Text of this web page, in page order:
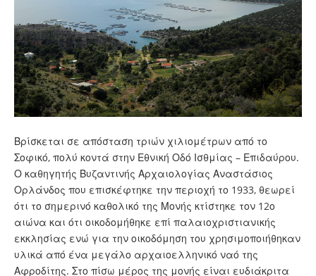
Βρίσκεται σε απόσταση τριών χιλιομέτρων από το
Σοφικό, πολύ κοντά στην Εθνική Οδό Ισθμίας – Επιδαύρου.
Ο καθηγητής Βυζαντινής Αρχαιολογίας Αναστάσιος
Ορλάνδος που επισκέφτηκε την περιοχή το 1933, θεωρεί
ότι το σημερινό καθολικό της Μονής κτίστηκε τον 12ο
αιώνα και ότι οικοδομήθηκε επί παλαιοχριστιανικής
εκκλησίας ενώ για την οικοδόμηση του χρησιμοποιήθηκαν
υλικά από ένα μεγάλο αρχαιοελληνικό ναό της
Αφροδίτης. Στο πίσω μέρος της μονής είναι ευδιάκριτα